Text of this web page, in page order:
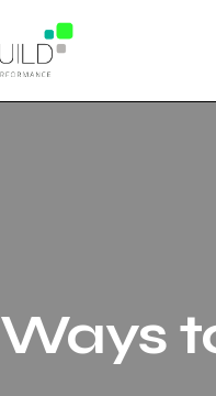
Ways